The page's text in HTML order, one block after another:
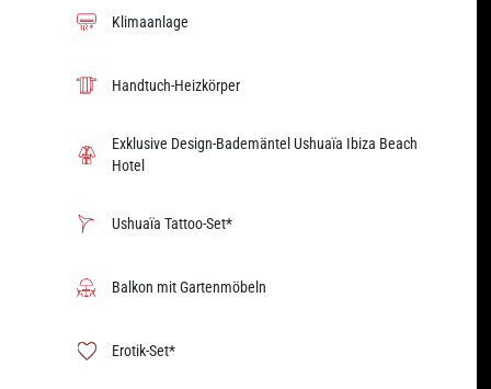
Klimaanlage
Handtuch-Heizkörper
Exklusive Design-Bademäntel Ushuaïa Ibiza Beach
Hotel
Ushuaïa Tattoo-Set*
Balkon mit Gartenmöbeln
Erotik-Set*